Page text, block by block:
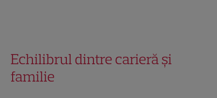
Echilibrul dintre carieră și
familie